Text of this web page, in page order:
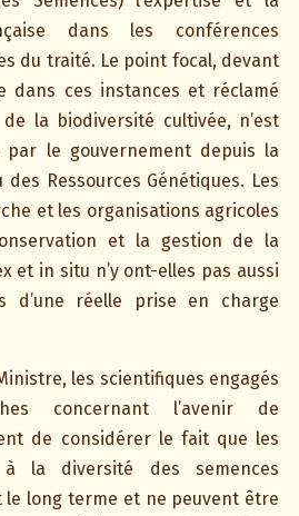
dans les conférences
du traité. Le point focal, devant
dans ces instances et réclamé
la biodiversité cultivée, n’est
par le gouvernement depuis la
Ressources Génétiques. Les
et les organisations agricoles
et la gestion de la
et in situ n’y ont-elles pas aussi
d’une réelle prise en charge
les scientifiques engagés
concernant l’avenir de
de considérer le fait que les
à la diversité des semences
le long terme et ne peuvent être